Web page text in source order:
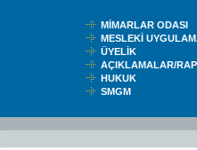
MİMARLAR ODASI
MESLEKİ
ÜYELİK
AÇIKLAMALAR/
HUKUK
SMGM